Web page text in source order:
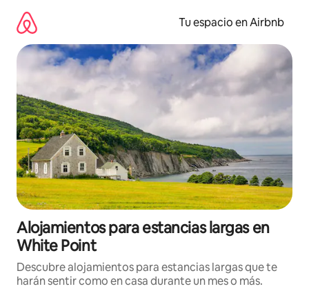
contenido
Tu espacio en Airbnb
Alojamientos para estancias largas en
White Point
Descubre alojamientos para estancias largas que te
harán sentir como en casa durante un mes o más.